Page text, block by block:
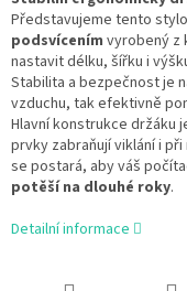
Představujeme tento
podsvícením vyrobený z
nastavit délku, šířku i
Stabilita a bezpečnost je
vzduchu, tak efektivně
Hlavní konstrukce držáku
prvky zabraňují viklání i
se postará, aby váš
potěší na dlouhé roky.
Detailní informace